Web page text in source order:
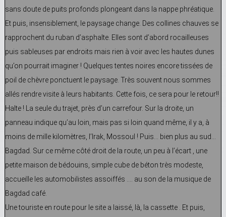
sans doute de puits profonds plongeant dans la nappe phréatique.
Et puis, insensiblement, le paysage change. Des collines chauves se
rapprochent du ruban d’asphalte. Elles sont d’abord rocailleuses
puis sableuses par endroits mais rien à voir avec les hautes dunes
qu’on pourrait imaginer ! Quelques tentes noires encore tissées de
poil de chèvre ponctuent le paysage. Très souvent nous sommes
allés rendre visite à leurs habitants. Cette fois, ce sera pour le retour!!
Halte ! La seule du trajet, près d’un carrefour. Sur la droite, un
panneau indique qu’au loin, mais pas si loin quand même, il y a, à
moins de mille kilomètres, l’Irak, Mossoul ! Puis… bien plus au sud…
Bagdad. Sur ce même côté droit de la route, un peu à l’écart , une
petite maison de bédouins, simple cube de béton très modeste,
accueille les automobilistes assoiffés …. au son de la musique de
Bagdad café.
Une touriste en route pour le site a laissé, là, la cassette . Et puis,